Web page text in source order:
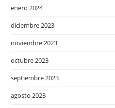
enero 2024
diciembre 2023
noviembre 2023
octubre 2023
septiembre 2023
agosto 2023